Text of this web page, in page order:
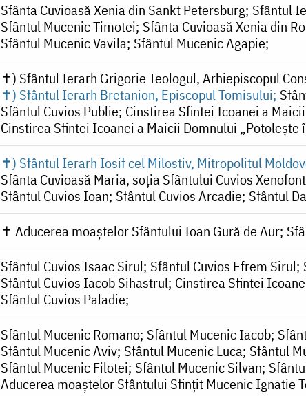
Sfânta Cuvioasă Xenia din Sankt Petersburg Sfântul
Sfântul Mucenic Timotei Sfânta Cuvioasă Xenia din
Sfântul Mucenic Vavila Sfântul Mucenic Agapie
✝) Sfântul Ierarh Grigorie Teologul, Arhiepiscopul
✝) Sfântul Ierarh Bretanion, Episcopul Tomisului
Sfântul Cuvios Publie Cinstirea Sfintei Icoanei a
Cinstirea Sfintei Icoanei a Maicii Domnului
✝) Sfântul Ierarh Iosif cel Milostiv, Mitropolitul
Sfânta Cuvioasă Maria, soția Sfântului Cuvios Xenofont
Sfântul Cuvios Ioan Sfântul Cuvios Arcadie Sfântul
✝ Aducerea moaștelor Sfântului Ioan Gură de Aur
Sfântul Cuvios Isaac Sirul Sfântul Cuvios Efrem Sirul
Sfântul Cuvios Iacob Sihastrul Cinstirea Sfintei
Sfântul Cuvios Paladie
Sfântul Mucenic Romano Sfântul Mucenic Iacob
Sfântul Mucenic Aviv Sfântul Mucenic Luca Sfântul
Sfântul Mucenic Filotei Sfântul Mucenic Silvan
Aducerea moaștelor Sfântului Sfințit Mucenic Ignatie